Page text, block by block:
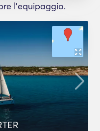
l'equipaggio.